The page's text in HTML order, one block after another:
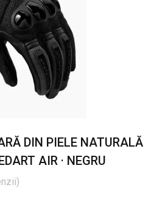
DIN PIELE NATURALĂ
AIR · NEGRU
)